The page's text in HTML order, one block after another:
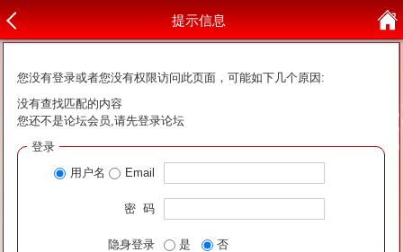
提示信息
您没有登录或者您没有权限访问此页面，可能如下几个原因:
没有查找匹配的内容
您还不是论坛会员,请先登录论坛
登录
用户名
Email
密 码
隐身登录 是 否